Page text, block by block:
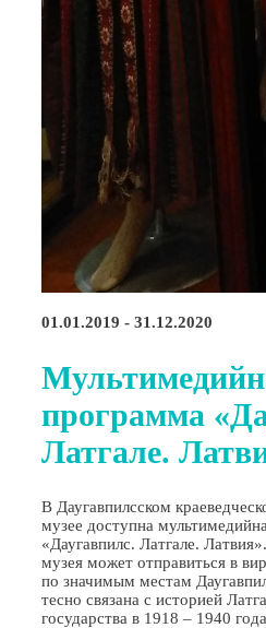
01.01.2019 - 31.12.2020
программа
Латгале.
В Даугавпилсском
музее доступна
«Даугавпилс. Латгале.
музея может отправиться в
по значимым местам
тесно связана с историей
государства в 1918 – 1940